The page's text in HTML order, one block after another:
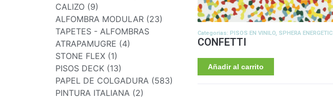
CALIZO (9)
ALFOMBRA MODULAR (23)
TAPETES - ALFOMBRAS
ATRAPAMUGRE (4)
STONE FLEX (1)
PISOS DECK (13)
PAPEL DE COLGADURA (583)
PINTURA ITALIANA (2)
Categorias:PISOS EN VINILO SPHERA ENERGETIC
CONFETTI
Añadir al carrito